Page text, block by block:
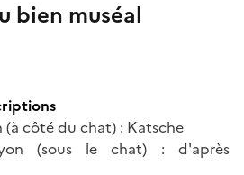
bien muséal
(à côté du chat) : Katsche
(sous le chat) : d'après